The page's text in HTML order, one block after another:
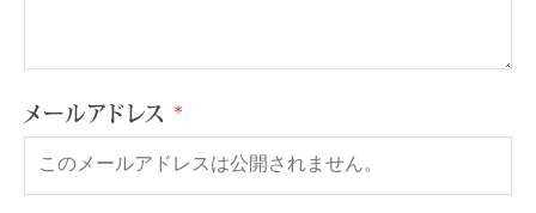
メールアドレス